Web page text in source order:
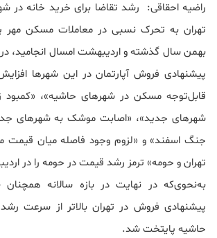
راضیه احقاقی: رشد تقاضا برای خرید خانه در
تهران به تحرک نسبی در معاملات مسکن مهر
بهمن سال گذشته و اردیبهشت امسال انجامید،
پیشنهادی فروش آپارتمان در این شهرها
قابل‌توجه مسکن در شهرهای حاشیه»،
شهرهای جدید»، «اصابت موشک به شهرهای
جنگ اسفند» و «لزوم وجود فاصله میان
تهران و حومه» ترمز رشد قیمت در حومه را در
به‌نحوی‌که در نهایت در بازه سالانه
پیشنهادی فروش در تهران بالاتر از سرعت
حاشیه پایتخت شد.